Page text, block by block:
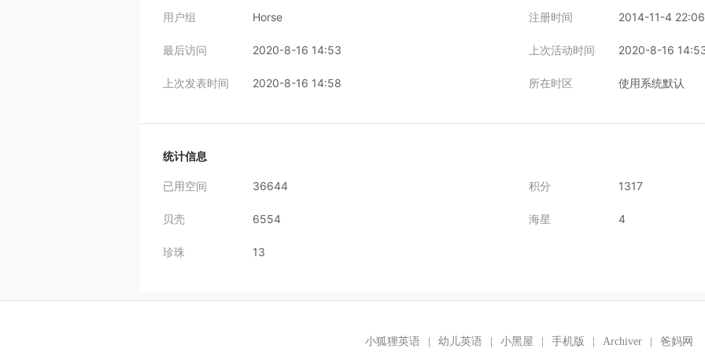
用户组 Horse 注册时间 2014-11-4 22:06
最后访问 2020-8-16 14:53 上次活动时间 2020-8-16
上次发表时间 2020-8-16 14:58 所在时区 使用系统默认
统计信息
已用空间 36644 积分 1317
贝壳 6554 海星 4
珍珠 13
小狐狸英语 幼儿英语 小黑屋 手机版 Archiver 爸妈网